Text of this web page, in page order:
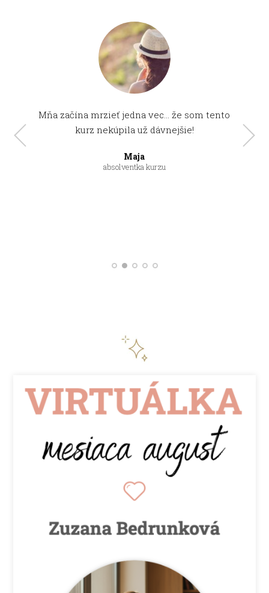
Katka
Mňa začína mrzieť jedna vec… že som tento
kurz nekúpila už dávnejšie!
Maja
absolventka kurzu
Beata